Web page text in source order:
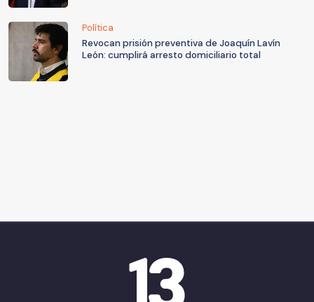
Política
Revocan prisión preventiva de Joaquín Lavín
León: cumplirá arresto domiciliario total